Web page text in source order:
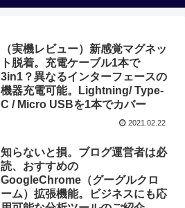
（実機レビュー）新感覚マグネッ
ト脱着。充電ケーブル1本で
3in1？異なるインターフェースの
機器充電可能。Lightning/ Type-
C / Micro USBを1本でカバー
2021.02.22
知らないと損。ブログ運営者は必
読、おすすめの
GoogleChrome（グーグルクロ
ーム）拡張機能。ビジネスにも応